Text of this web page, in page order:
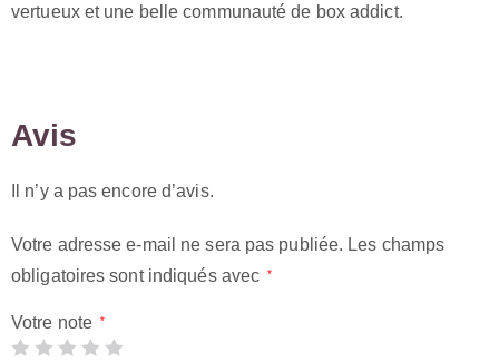
vertueux et une belle communauté de box addict.
Avis
Il n’y a pas encore d’avis.
Votre adresse e-mail ne sera pas publiée. Les champs
obligatoires sont indiqués avec
*
Votre note *